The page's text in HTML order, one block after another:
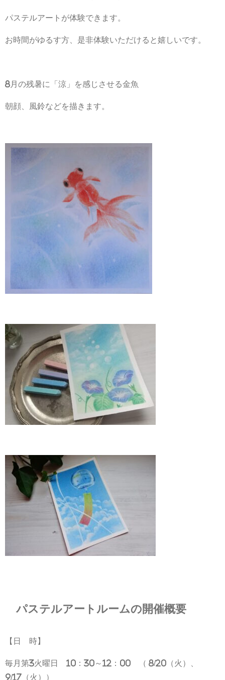
パステルアートが体験できます。
お時間がゆるす方、是非体験いただけると嬉しいです。
8月の残暑に「涼」を感じさせる金魚
朝顔、風鈴などを描きます。
パステルアートルームの開催概要
【日 時】
毎月第3火曜日 10：30～12：00 （ 8/20（火）、
9/17（火））